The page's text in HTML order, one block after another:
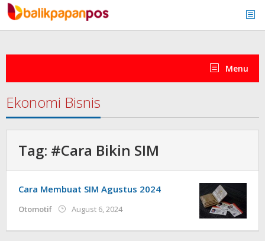
Skip
to
content
Menu
Ekonomi Bisnis
Tag: #Cara Bikin SIM
Cara Membuat SIM Agustus 2024
Otomotif August 6, 2024by